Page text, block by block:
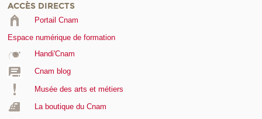
ACCÈS DIRECTS
Portail Cnam
Espace numérique de formation
Handi'Cnam
Cnam blog
Musée des arts et métiers
La boutique du Cnam